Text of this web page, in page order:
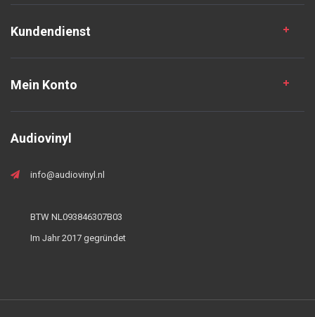
Kundendienst
Mein Konto
Audiovinyl
info@audiovinyl.nl
BTW NL093846307B03
Im Jahr 2017 gegründet